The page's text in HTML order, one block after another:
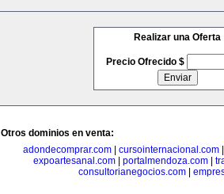
Realizar una Oferta
Precio Ofrecido $
Otros dominios en venta:
adondecomprar.com| cursointernacional.com
expoartesanal.com| portalmendoza.com|
consultorianegocios.com